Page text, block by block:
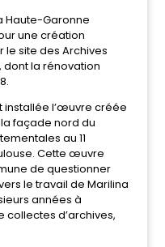
Haute-Garonne
une création
site des Archives
la rénovation
installée l’œuvre créée
la façade nord du
au 11
Cette œuvre
de questionner
le travail de Marilina
années à
collectes d’archives,